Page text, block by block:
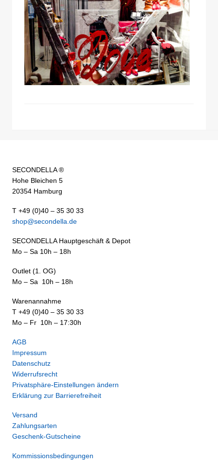
SECONDELLA ®
Hohe Bleichen 5
20354 Hamburg
T +49 (0)40 – 35 30 33
shop@secondella.de
SECONDELLA Hauptgeschäft & Depot
Mo – Sa 10h – 18h
Outlet (1. OG)
Mo – Sa 10h – 18h
Warenannahme
T +49 (0)40 – 35 30 33
Mo – Fr 10h – 17:30h
AGB
Impressum
Datenschutz
Widerrufsrecht
Privatsphäre-Einstellungen ändern
Erklärung zur Barrierefreiheit
Versand
Zahlungsarten
Geschenk-Gutscheine
Kommissionsbedingungen